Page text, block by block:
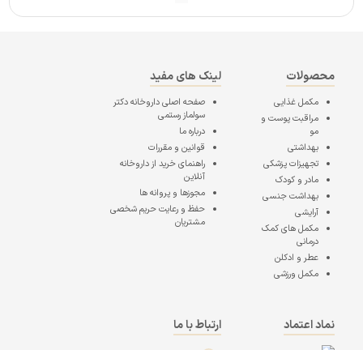
محصولات
مکمل غذایی
مراقبت پوست و
مو
بهداشتی
تجهیزات پزشکی
مادر و کودک
بهداشت جنسی
آرایشی
مکمل های کمک
درمانی
عطر و ادکلن
مکمل ورزشی
لینک های مفید
صفحه اصلیداروخانه دکتر
سولماز رستمی
درباره ما
قوانین و مقررات
راهنمای خرید از داروخانه
آنلاین
مجوزها و پروانه ها
حفظ و رعایت حریم شخصی
مشتریان
نماد اعتماد
ارتباط با ما